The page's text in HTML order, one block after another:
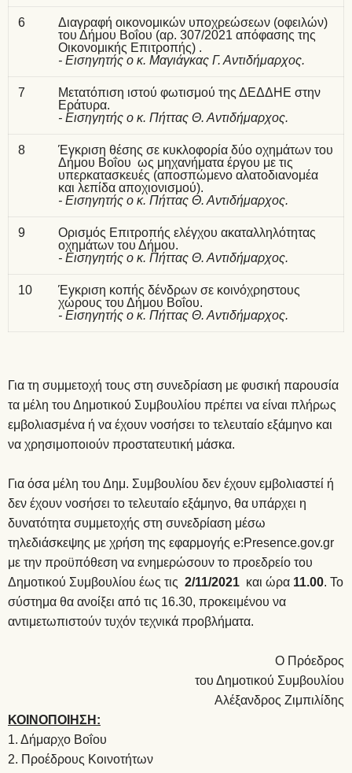
6
Διαγραφή οικονομικών υποχρεώσεων (οφειλών)
του Δήμου Βοΐου (αρ. 307/2021 απόφασης της
Οικονομικής Επιτροπής) .
- Εισηγητής ο κ. Μαγιάγκας Γ. Αντιδήμαρχος.
7
Μετατόπιση ιστού φωτισμού της ΔΕΔΔΗΕ στην
Εράτυρα.
- Εισηγητής ο κ. Πήττας Θ. Αντιδήμαρχος.
8
Έγκριση θέσης σε κυκλοφορία δύο οχημάτων του
Δήμου Βοΐου ως μηχανήματα έργου με τις
υπερκατασκευές (αποσπώμενο αλατοδιανομέα
και λεπίδα αποχιονισμού).
- Εισηγητής ο κ. Πήττας Θ. Αντιδήμαρχος.
9
Ορισμός Επιτροπής ελέγχου ακαταλληλότητας
οχημάτων του Δήμου.
- Εισηγητής ο κ. Πήττας Θ. Αντιδήμαρχος.
10
Έγκριση κοπής δένδρων σε κοινόχρηστους
χώρους του Δήμου Βοΐου.
- Εισηγητής ο κ. Πήττας Θ. Αντιδήμαρχος.
Για τη συμμετοχή τους στη συνεδρίαση με φυσική παρουσία
τα μέλη του Δημοτικού Συμβουλίου πρέπει να είναι πλήρως
εμβολιασμένα ή να έχουν νοσήσει το τελευταίο εξάμηνο και
να χρησιμοποιούν προστατευτική μάσκα.
Για όσα μέλη του Δημ. Συμβουλίου δεν έχουν εμβολιαστεί ή
δεν έχουν νοσήσει το τελευταίο εξάμηνο, θα υπάρχει η
δυνατότητα συμμετοχής στη συνεδρίαση μέσω
τηλεδιάσκεψης με χρήση της εφαρμογής e:Presence.gov.gr
με την προϋπόθεση να ενημερώσουν το προεδρείο του
Δημοτικού Συμβουλίου έως τις 2/11/2021 και ώρα 11.00. Το
σύστημα θα ανοίξει από τις 16.30, προκειμένου να
αντιμετωπιστούν τυχόν τεχνικά προβλήματα.
Ο Πρόεδρος
του Δημοτικού Συμβουλίου
Αλέξανδρος Ζιμπιλίδης
ΚΟΙΝΟΠΟΙΗΣΗ:
1. Δήμαρχο Βοΐου
2. Προέδρους Κοινοτήτων